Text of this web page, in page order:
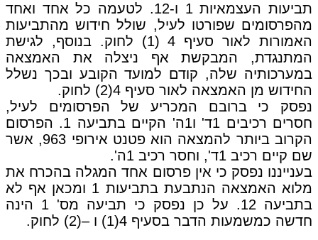
תביעות העצמאיות 1 ו-12. לטעמה כל אחד ואחד
מהפרסומים שפורטו לעיל, שולל חידוש מהתביעות
האמורות לאור סעיף 4 (1) לחוק. בנוסף, לגישת
המתנגדת, המבקשת אף ניצלה את האמצאה
במערכותיה שלה, קודם למועד הקובע ובכך נשלל
החידוש מן האמצאה לאור סעיף 4(2) לחוק.
נפסק כי ברובם המכריע של הפרסומים לעיל,
חסרים רכיבים 1ד' ו1ה' הקיים בתביעה 1. הפרסום
הקרוב ביותר להמצאה הוא פטנט אירופי 963, אשר
שם קיים רכיב 1ד', וחסר רכיב 1ה'.
בענייננו נפסק כי אין פרסום אחד המגלה בהכרח את
מלוא האמצאה הנתבעת בתביעות 1 ומכאן אף לא
בתביעה 12. על כן נפסק כי תביעה מס' 1 הינה
חדשה כמשמעות הדבר בסעיף 4(1) ו –(2) לחוק.